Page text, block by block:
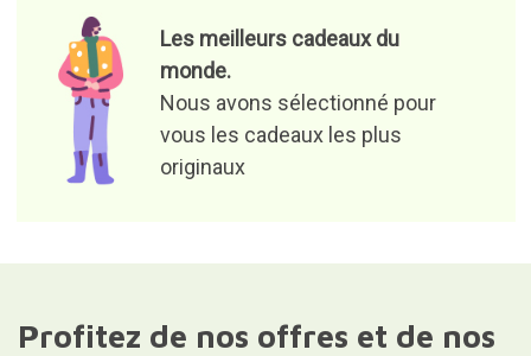
Les meilleurs cadeaux du
monde.
Nous avons sélectionné pour
vous les cadeaux les plus
originaux
Profitez de nos offres et de nos